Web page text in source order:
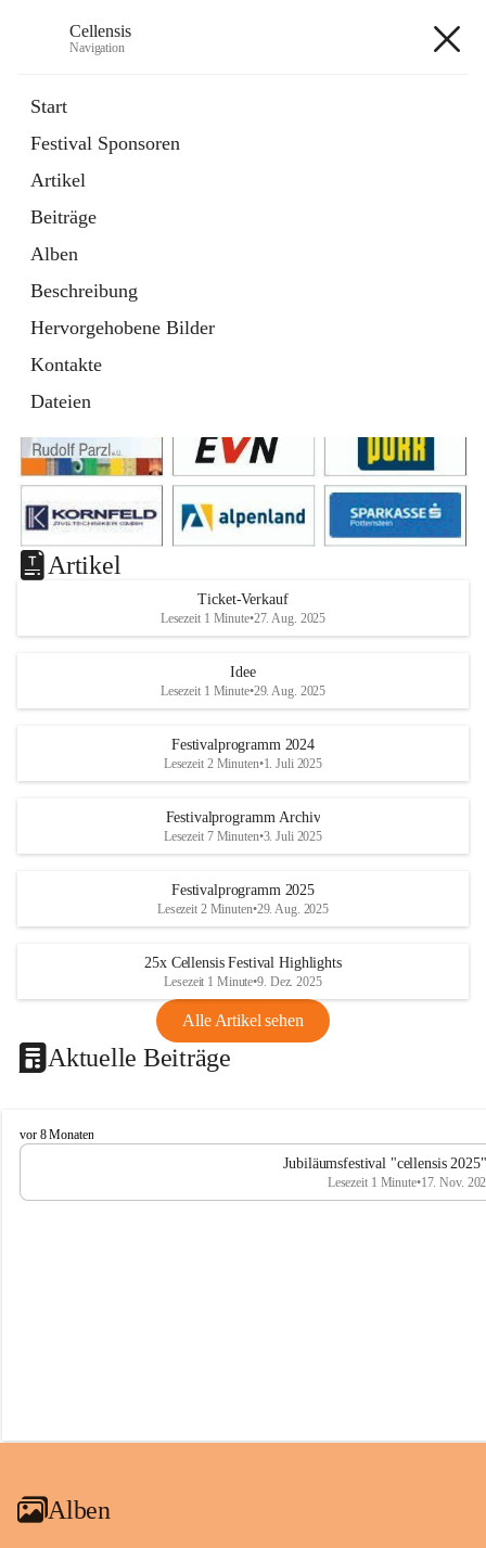
Cellensis
Navigation
Start
Festival Sponsoren
Artikel
Beiträge
Alben
Beschreibung
Hervorgehobene Bilder
Kontakte
Dateien
Festival Sponsoren
Artikel
Ticket-Verkauf
Lesezeit 1 Minute•27. Aug. 2025
Idee
Lesezeit 1 Minute•29. Aug. 2025
Festivalprogramm 2024
Lesezeit 2 Minuten•1. Juli 2025
Festivalprogramm Archiv
Lesezeit 7 Minuten•3. Juli 2025
Festivalprogramm 2025
Lesezeit 2 Minuten•29. Aug. 2025
25x Cellensis Festival Highlights
Lesezeit 1 Minute•9. Dez. 2025
Alle Artikel sehen
Aktuelle Beiträge
C
e
l
vor 8 Monaten
Jubiläumsfestival "cellensis
Lesezeit 1 Minute•17. Nov.
Alben